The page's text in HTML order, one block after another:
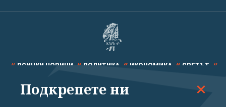
ВСИЧКИ НОВИНИ ПОЛИТИКА ИКОНОМИКА СВЕТЪТ
СПОРТ КУЛТУРА ТЕХНОЛОГИИ КАЛЕЙДОСКОП
Подкрепете ни